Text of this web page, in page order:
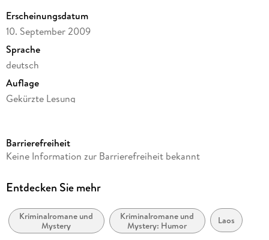
Erscheinungsdatum
10. September 2009
Sprache
deutsch
Auflage
Gekürzte Lesung
Dateigröße
Laufzeit
Altersempfehlung
ab 12 Jahre
Barrierefreiheit
Keine Information zur Barrierefreiheit bekannt
Entdecken Sie mehr
Kriminalromane und
Mystery
Kriminalromane und
Mystery: Humor
Laos